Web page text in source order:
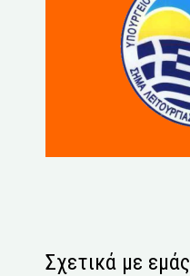
Σχετικά με εμάς